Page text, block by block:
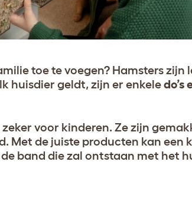
toe te voegen? Hamsters zijn
huisdier geldt, zijn er enkeledo’s
voor kinderen. Ze zijn
Met de juiste producten kan een
band die zal ontstaan met het